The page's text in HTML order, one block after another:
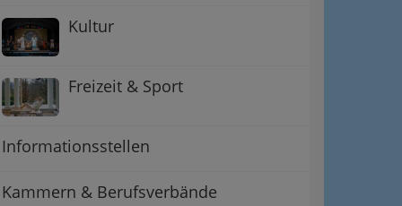
Kultur
Freizeit & Sport
Informationsstellen
Kammern & Berufsverbände